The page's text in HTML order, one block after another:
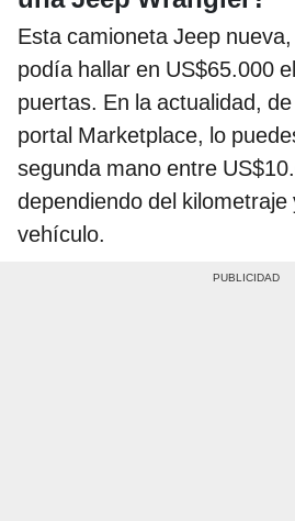
Esta camioneta Jeep
podía hallar en US$65.000
puertas. En la actualidad,
portal Marketplace, lo
segunda mano entre
dependiendo del kilometraje
vehículo.